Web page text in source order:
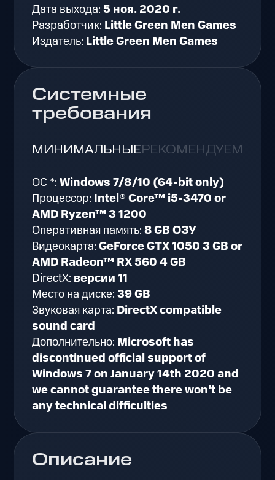
Описание
Дата выхода:5 ноя. 2020 г.
Разработчик: Little Green Men Games
Издатель: Little Green Men Games
Системные
требования
МИНИМАЛЬНЫЕРЕКОМЕНДУЕМЫЕ
ОС *:Windows 7/8/10 (64-bit only)
Процессор: Intel® Core™ i5-3470 or
AMD Ryzen™ 3 1200
Оперативная память:8 GB ОЗУ
Видеокарта:GeForce GTX 1050 3 GB or
AMD Radeon™ RX 560 4 GB
DirectX: версии 11
Место на диске:39 GB
Звуковая карта: DirectX compatible
sound card
Дополнительно: Microsoft has
discontinued official support of
Windows 7 on January 14th 2020 and
we cannot guarantee there won't be
any technical difficulties